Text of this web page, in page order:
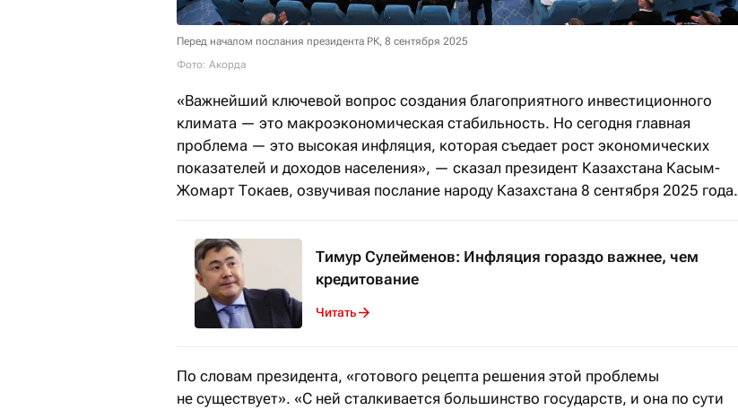
Перед началом послания президента РК, 8 сентября 2025
Фото: Акорда
«Важнейший ключевой вопрос создания благоприятного инвестиционного
климата — это макроэкономическая стабильность. Но сегодня главная
проблема — это высокая инфляция, которая съедает рост экономических
показателей и доходов населения», — сказал президент Казахстана Касым-
Жомарт Токаев, озвучивая послание народу Казахстана 8 сентября 2025 года.
Тимур Сулейменов: Инфляция гораздо важнее, чем
кредитование
Читать
По словам президента, «готового рецепта решения этой проблемы
не существует». «С ней сталкивается большинство государств, и она по сути